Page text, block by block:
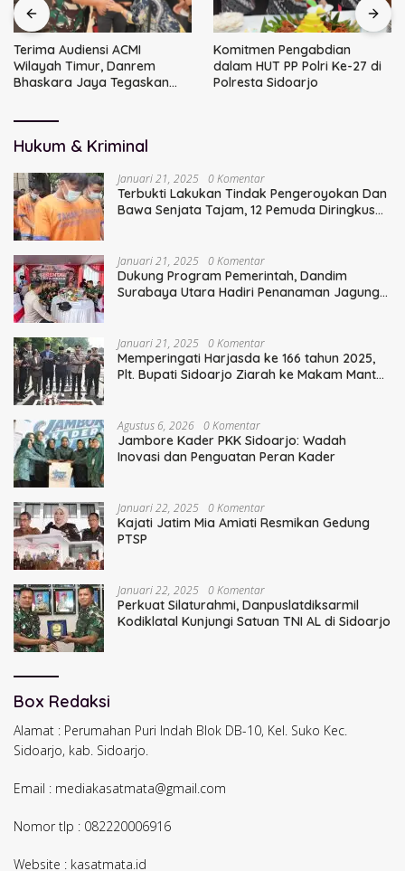
Terima Audiensi ACMI
Wilayah Timur, Danrem
Bhaskara Jaya Tegaskan
Komitmen Pengabdian
dalam HUT PP Polri Ke-27 di
Polresta Sidoarjo
Hukum & Kriminal
Januari 21, 2025 0 Komentar
Terbukti Lakukan Tindak Pengeroyokan Dan
Bawa Senjata Tajam, 12 Pemuda Diringkus
Januari 21, 2025 0 Komentar
Dukung Program Pemerintah, Dandim
Surabaya Utara Hadiri Penanaman Jagung
Januari 21, 2025 0 Komentar
Memperingati Harjasda ke 166 tahun 2025,
Plt. Bupati Sidoarjo Ziarah ke Makam Mantan
Agustus 6, 2026 0 Komentar
Jambore Kader PKK Sidoarjo: Wadah
Inovasi dan Penguatan Peran Kader
Januari 22, 2025 0 Komentar
Kajati Jatim Mia Amiati Resmikan Gedung
PTSP
Januari 22, 2025 0 Komentar
Perkuat Silaturahmi, Danpuslatdiksarmil
Kodiklatal Kunjungi Satuan TNI AL di Sidoarjo
Box Redaksi
Alamat : Perumahan Puri Indah Blok DB-10, Kel. Suko Kec.
Sidoarjo, kab. Sidoarjo.
Email : mediakasatmata@gmail.com
Nomor tlp : 082220006916
Website : kasatmata.id